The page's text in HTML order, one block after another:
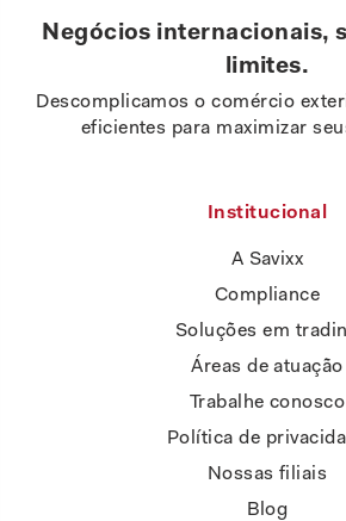
Negócios internacionais,
limites.
Descomplicamos o comércio
eficientes para maximizar
Institucional
A Savixx
Compliance
Soluções em
Áreas de atuação
Trabalhe conosco
Política de
Nossas filiais
Blog